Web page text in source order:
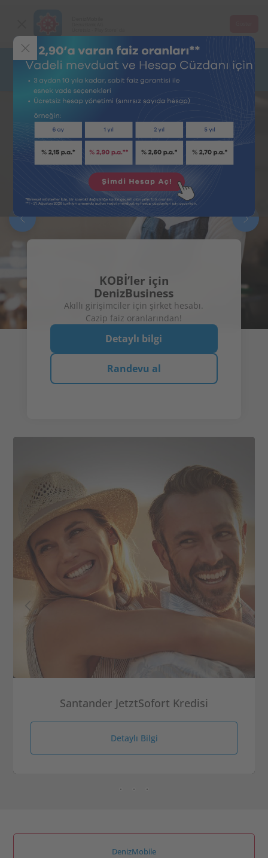
% 2,90'a
oranları**
Vadeli Online Mevduat
Hesap Cüzdanı
Yeni
% 2,30 faiz*
KOBİ’ler için
DenizBusiness
Akıllı girişimciler için şirket hesabı.
Cazip faiz oranlarından!
Detaylı bilgi
Randevu al
Detaylı bilgi
Santander JetztSofort Kredisi
Detaylı Bilgi
DenizMobile